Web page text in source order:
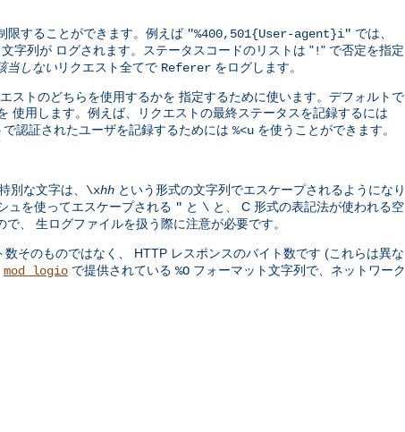
限することができます。例えば "%400,501{User-agent}i" では、
文字列が ログされます。ステータスコードのリストは "!" で否定を指定
当しないリクエスト全てで Referer をログします。
ストのどちらを使用するかを 指定するために使います。デフォルトで
使用します。例えば、リクエストの最終ステータスを記録するには
認証されたユーザを記録するためには %<u を使うことができます。
別な文字は、 \xhh という形式の文字列でエスケープされるようになり
ュを使ってエスケープされる " と \ と、 C 形式の表記法が使われる空
、 生ログファイルを扱う際に注意が必要です。
そのものではなく、 HTTP レスポンスのバイト数です (これらは異な
mod_logio で提供されている %O フォーマット文字列で、ネットワーク